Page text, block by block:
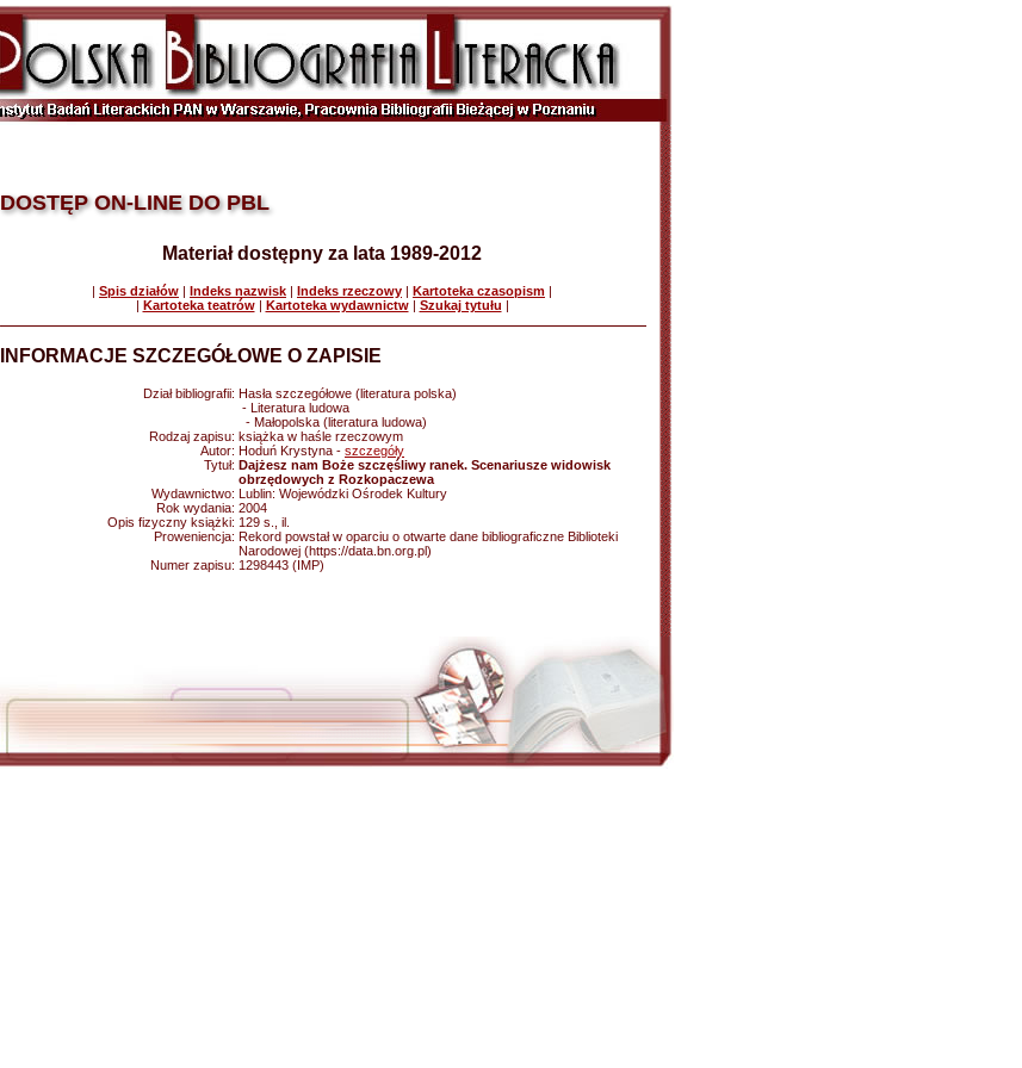
DOSTĘP ON-LINE DO PBL
Materiał dostępny za lata 1989-2012
| Spis działów | Indeks nazwisk | Indeks rzeczowy | Kartoteka czasopism |
| Kartoteka teatrów| Kartoteka wydawnictw| Szukaj tytułu |
INFORMACJE SZCZEGÓŁOWE O ZAPISIE
Dział bibliografii: Hasła szczegółowe (literatura polska)
- Literatura ludowa
- Małopolska (literatura ludowa)
Rodzaj zapisu: książka w haśle rzeczowym
Autor: Hoduń Krystyna - szczegóły
Tytuł: Dajżesz nam Boże szczęśliwy ranek. Scenariusze widowisk
obrzędowych z Rozkopaczewa
Wydawnictwo: Lublin: Wojewódzki Ośrodek Kultury
Rok wydania: 2004
Opis fizyczny książki: 129 s., il.
Proweniencja: Rekord powstał w oparciu o otwarte dane bibliograficzne Biblioteki
Narodowej (https://data.bn.org.pl)
Numer zapisu: 1298443 (IMP)